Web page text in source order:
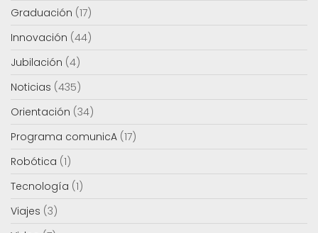
Graduación (17)
Innovación (44)
Jubilación (4)
Noticias (435)
Orientación (34)
Programa comunicA (17)
Robótica (1)
Tecnología (1)
Viajes (3)